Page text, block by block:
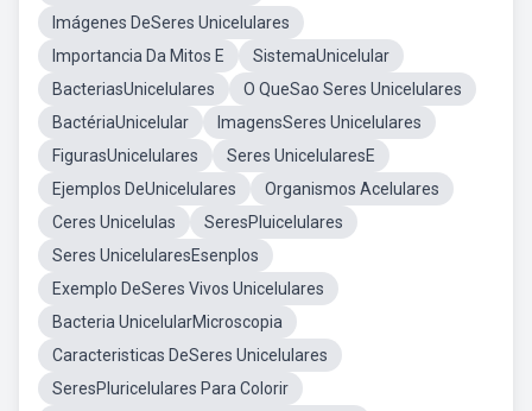
Imágenes DeSeres Unicelulares
Importancia Da Mitos E
SistemaUnicelular
BacteriasUnicelulares
O QueSao Seres Unicelulares
BactériaUnicelular
ImagensSeres Unicelulares
FigurasUnicelulares
Seres UnicelularesE
Ejemplos DeUnicelulares
Organismos Acelulares
Ceres Unicelulas
SeresPluicelulares
Seres UnicelularesEsenplos
Exemplo DeSeres Vivos Unicelulares
Bacteria UnicelularMicroscopia
Caracteristicas DeSeres Unicelulares
SeresPluricelulares Para Colorir